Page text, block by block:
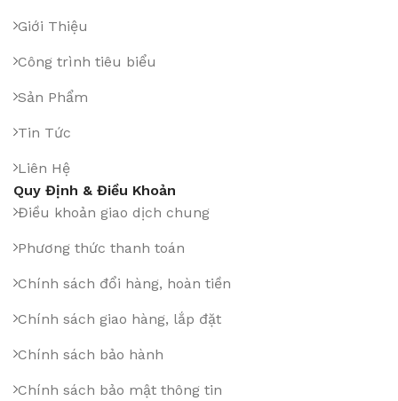
Giới Thiệu
Công trình tiêu biểu
Sản Phẩm
Tin Tức
Liên Hệ
Quy Định & Điều Khoản
Điều khoản giao dịch chung
Phương thức thanh toán
Chính sách đổi hàng, hoàn tiền
Chính sách giao hàng, lắp đặt
Chính sách bảo hành
Chính sách bảo mật thông tin